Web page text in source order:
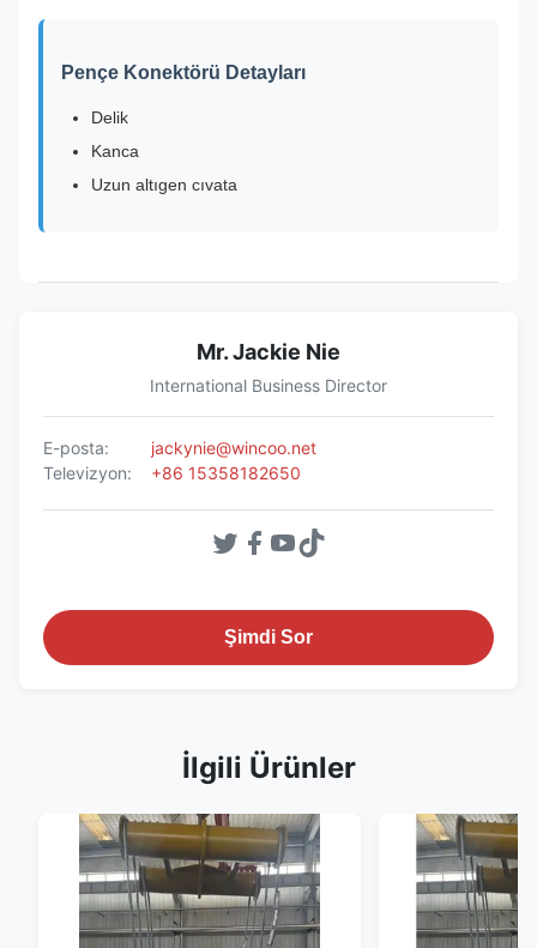
Pençe Konektörü Detayları
Delik
Kanca
Uzun altıgen cıvata
Mr. Jackie Nie
International Business Director
E-posta:
jackynie@wincoo.net
Televizyon:
+86 15358182650
Şimdi Sor
İlgili Ürünler